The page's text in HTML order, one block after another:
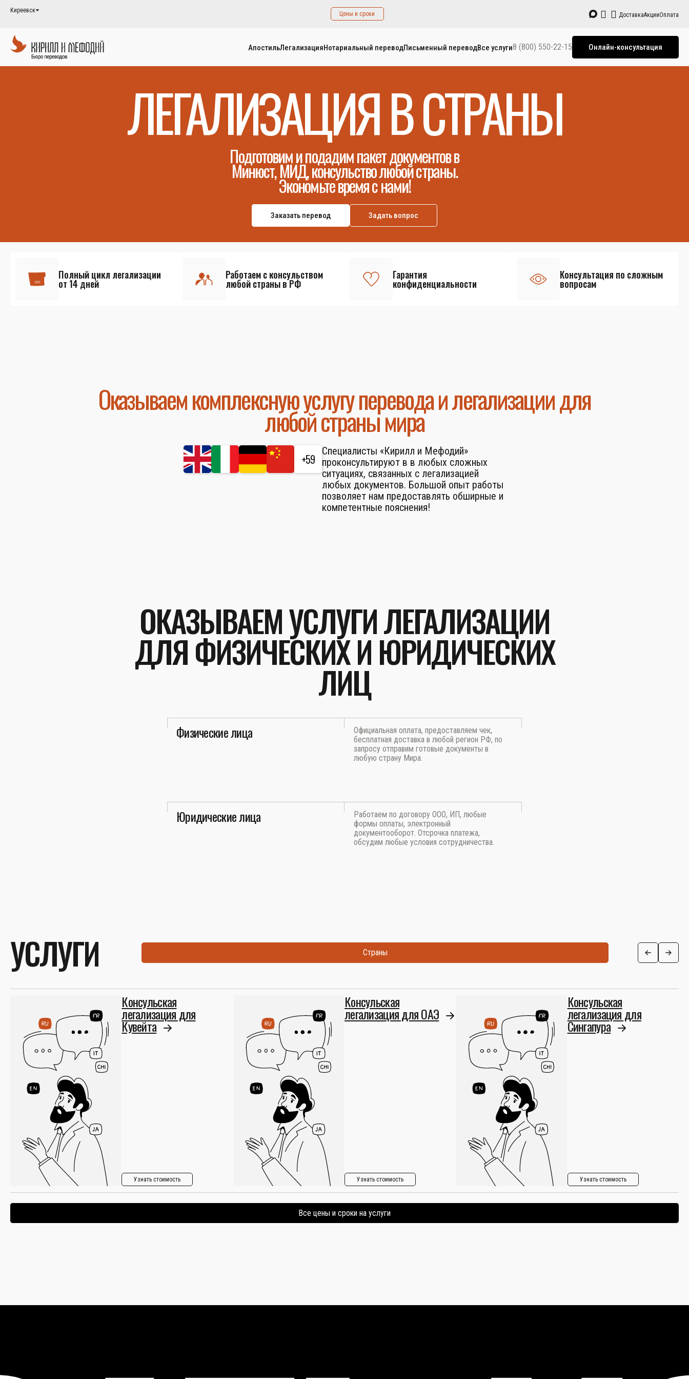
Киреевск Цены и сроки ДоставкаАкцииОплата
АпостильЛегализацияНотариальный переводПисьменный переводВсе услуги8 (800) 550-22-15 Онлайн-консультация
ЛЕГАЛИЗАЦИЯ В СТРАНЫ
Подготовим и подадим пакет документов в
Минюст, МИД, консульство любой страны.
Экономьте время с нами!
Заказать перевод Задать вопрос
Полный цикл легализации
от 14 дней
Работаем с консульством
любой страны в РФ
Гарантия
конфиденциальности
Консультация по сложным
вопросам
Оказываем комплексную услугу перевода и легализации для
любой страны мира
+59
Специалисты «Кирилл и Мефодий»
проконсультируют в в любых сложных
ситуациях, связанных с легализацией
любых документов. Большой опыт работы
позволяет нам предоставлять обширные и
компетентные пояснения!
ОКАЗЫВАЕМ УСЛУГИ ЛЕГАЛИЗАЦИИ
ДЛЯ ФИЗИЧЕСКИХ И ЮРИДИЧЕСКИХ
ЛИЦ
Физические лица
Официальная оплата, предоставляем чек,
бесплатная доставка в любой регион РФ, по
запросу отправим готовые документы в
любую страну Мира.
Юридические лица
Работаем по договору ООО, ИП, любые
формы оплаты, электронный
документооборот. Отсрочка платежа,
обсудим любые условия сотрудничества.
УСЛУГИ Страны
Консульская
легализация для
Кувейта
Узнать стоимость
Консульская
легализация для ОАЭ
Узнать стоимость
Консульская
легализация для
Сингапура
Узнать стоимость
Все цены и сроки на услуги